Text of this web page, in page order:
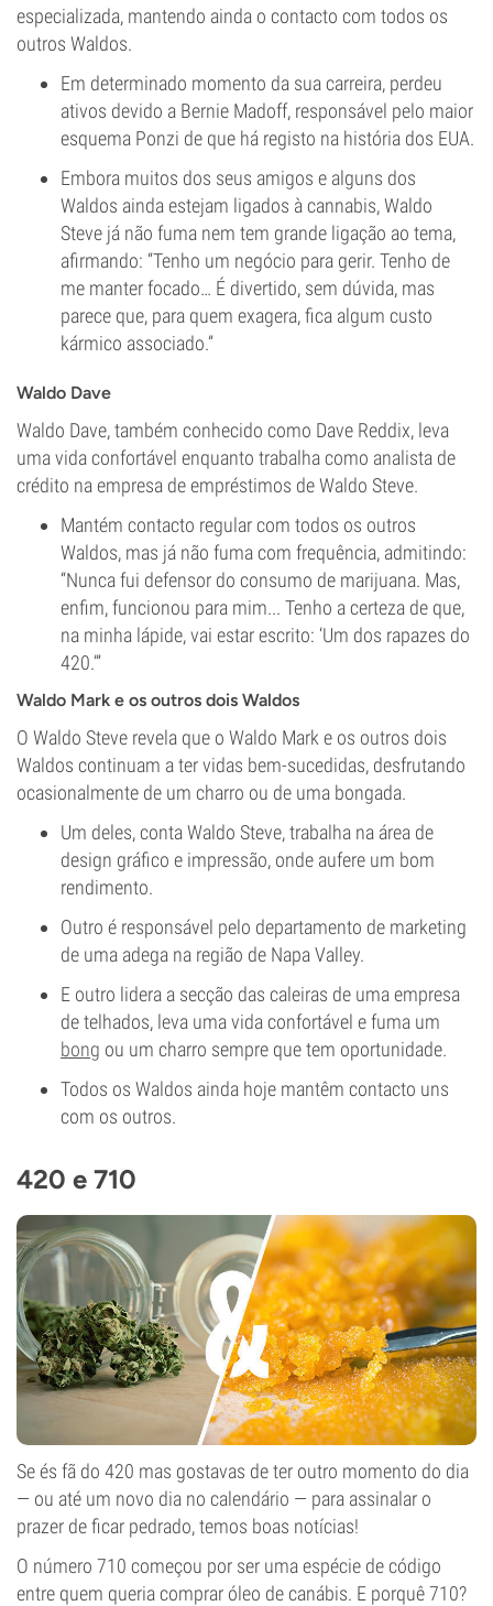
especializada, mantendo ainda o contacto com todos os
outros Waldos.
Em determinado momento da sua carreira, perdeu
ativos devido a Bernie Madoff, responsável pelo maior
esquema Ponzi de que há registo na história dos EUA.
Embora muitos dos seus amigos e alguns dos
Waldos ainda estejam ligados à cannabis, Waldo
Steve já não fuma nem tem grande ligação ao tema,
afirmando: “Tenho um negócio para gerir. Tenho de
me manter focado… É divertido, sem dúvida, mas
parece que, para quem exagera, fica algum custo
kármico associado.”
Waldo Dave
Waldo Dave, também conhecido como Dave Reddix, leva
uma vida confortável enquanto trabalha como analista de
crédito na empresa de empréstimos de Waldo Steve.
Mantém contacto regular com todos os outros
Waldos, mas já não fuma com frequência, admitindo:
“Nunca fui defensor do consumo de marijuana. Mas,
enfim, funcionou para mim... Tenho a certeza de que,
na minha lápide, vai estar escrito: ‘Um dos rapazes do
420.’”
Waldo Mark e os outros dois Waldos
O Waldo Steve revela que o Waldo Mark e os outros dois
Waldos continuam a ter vidas bem-sucedidas, desfrutando
ocasionalmente de um charro ou de uma bongada.
Um deles, conta Waldo Steve, trabalha na área de
design gráfico e impressão, onde aufere um bom
rendimento.
Outro é responsável pelo departamento de marketing
de uma adega na região de Napa Valley.
E outro lidera a secção das caleiras de uma empresa
de telhados, leva uma vida confortável e fuma um
bong ou um charro sempre que tem oportunidade.
Todos os Waldos ainda hoje mantêm contacto uns
com os outros.
420 e 710
Se és fã do 420 mas gostavas de ter outro momento do dia
— ou até um novo dia no calendário — para assinalar o
prazer de ficar pedrado, temos boas notícias!
O número 710 começou por ser uma espécie de código
entre quem queria comprar óleo de canábis. E porquê 710?